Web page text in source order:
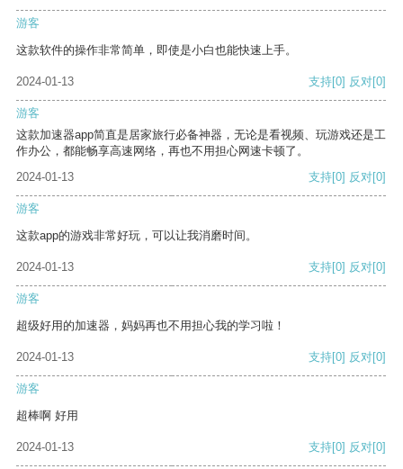
游客
这款软件的操作非常简单，即使是小白也能快速上手。
2024-01-13 支持[0] 反对[0]
游客
这款加速器app简直是居家旅行必备神器，无论是看视频、玩游戏还是工
作办公，都能畅享高速网络，再也不用担心网速卡顿了。
2024-01-13
支持[0] 反对[0]
游客
这款app的游戏非常好玩，可以让我消磨时间。
2024-01-13 支持[0] 反对[0]
游客
超级好用的加速器，妈妈再也不用担心我的学习啦！
2024-01-13 支持[0] 反对[0]
游客
超棒啊 好用
2024-01-13 支持[0] 反对[0]